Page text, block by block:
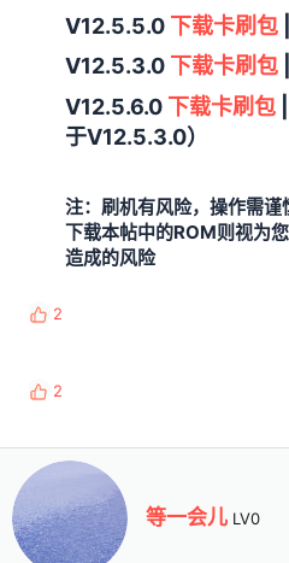
V12.5.5.0 下载卡刷包
V12.5.3.0 下载卡刷包
V12.5.6.0 下载卡刷包
于V12.5.3.0）
注：刷机有风险，操作需
下载本帖中的ROM则视为
造成的风险​
反 2
反
:
2
撰
等一会儿 LV0